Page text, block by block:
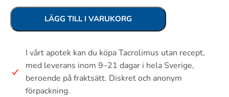
LÄGG TILL I VARUKORG
I vårt apotek kan du köpa Tacrolimus utan recept,
med leverans inom 9–21 dagar i hela Sverige,
beroende på fraktsätt. Diskret och anonym
förpackning.